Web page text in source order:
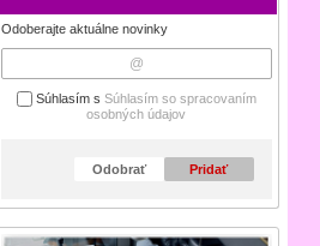
Odoberajte aktuálne novinky
Súhlasím s Súhlasím so spracovaním
osobných údajov
Odobrať Pridať